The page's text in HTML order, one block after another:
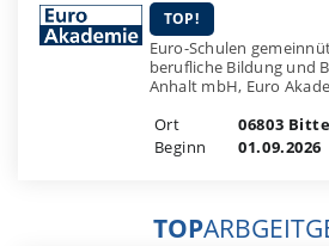
TOP!
Euro-Schulen
berufliche Bildung und
Anhalt mbH, Euro
Ort
06803
Beginn
01.09.2026
TOP